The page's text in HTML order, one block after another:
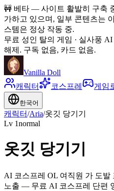
🚧 베타 — 사이트 활발히 구축
가하고 있으며, 일부 콘텐츠는
스템은 정상 작동 중.
무료 성인 탈의 게임 · 실사풍 AI
해제. 구독 없음, 카드 없음.
Vanilla Doll
캐릭터
코스프레 게임
한국어
캐릭터/Aria/옷깃 당기기
Lv 1normal
옷깃 당기기
AI 코스프레 OL 여직원 가 도발
노출 — 무료 AI 코스프레 단편